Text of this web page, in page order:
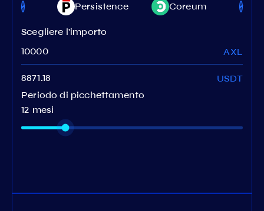
Persistence Coreum
Scegliere l'importo
AXL
USDT
Periodo di picchettamento
12 mesi